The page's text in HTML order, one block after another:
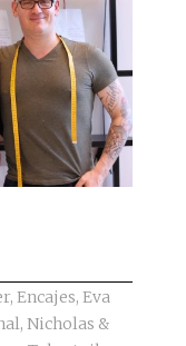
, Encajes, Eva
, Nicholas &